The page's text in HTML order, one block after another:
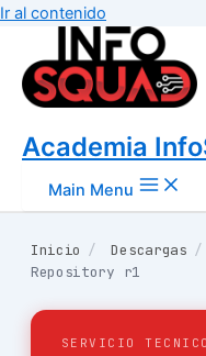
Ir al contenido
Academia
Main Menu
Inicio / Descargas /
Repository r1
SERVICIO